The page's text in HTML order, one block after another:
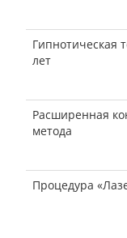
Гипнотическая
лет
Расширенная
метода
Процедура